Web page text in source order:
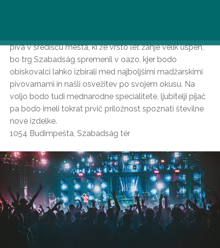
piva v središču mesta, ki že vrsto let žanje velik uspeh,
bo trg Szabadság spremenil v oazo, kjer bodo
obiskovalci lahko izbirali med najboljšimi madžarskimi
pivovarnami in našli osvežitev po svojem okusu. Na
voljo bodo tudi mednarodne specialitete, ljubitelji pijač
pa bodo imeli tokrat prvič priložnost spoznati številne
nove izdelke.
1054 Budimpešta, Szabadság tér